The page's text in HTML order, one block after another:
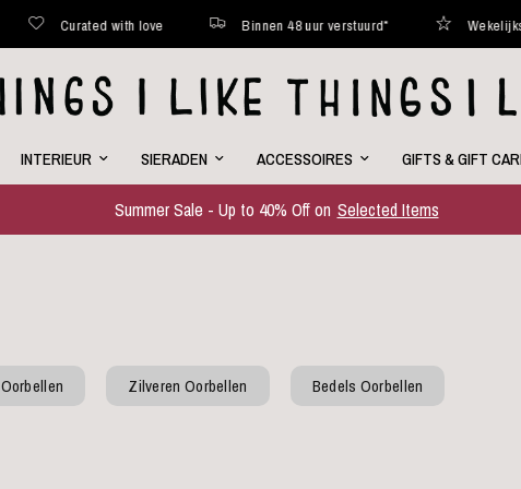
Binnen 48 uur verstuurd* Wekelijks nieuwe favorites online
INTERIEUR SIERADEN ACCESSOIRES GIFTS & GIFT
Summer Sale - Up to 40% Off on Selected Items
Zilveren Oorbellen Bedels Oorbellen